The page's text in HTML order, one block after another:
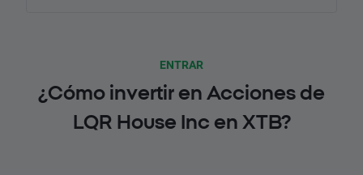
ENTRAR
¿Cómo invertir en Acciones de
LQR House Inc en XTB?